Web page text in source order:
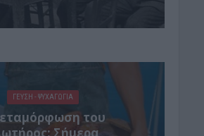
ΓΕΎΣΗ - ΨΥΧΑΓΩΓΊΑ
του